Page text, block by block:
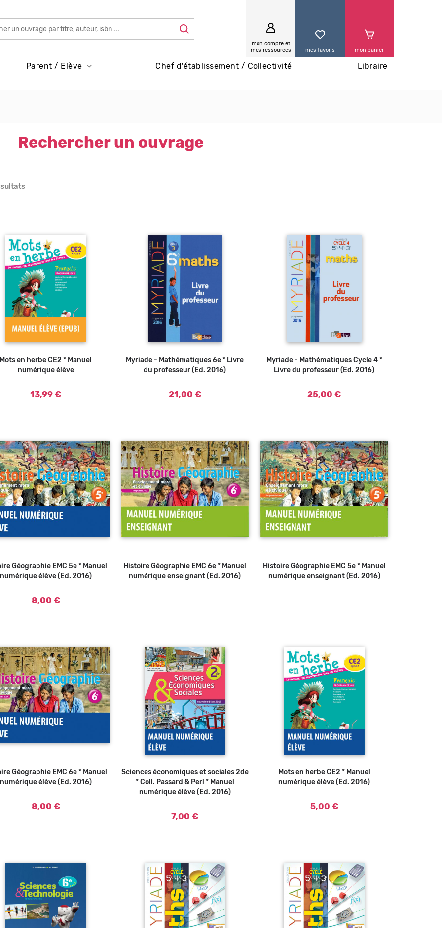
mon compte et
mes ressources
mes favoris mon panier
Parent / Elève Chef d'établissement / Collectivité Libraire
Rechercher un ouvrage
Mots en herbe CE2 * Manuel
numérique élève
13,99 €
Ajouter au panier
Myriade - Mathématiques 6e * Livre
du professeur (Ed. 2016)
21,00 €
Ajouter au panier
Myriade - Mathématiques Cycle 4 *
Livre du professeur (Ed. 2016)
25,00 €
Ajouter au panier
Géographie EMC 5e * Manuel
numérique élève (Ed. 2016)
8,00 €
Histoire Géographie EMC 6e * Manuel
numérique enseignant (Ed. 2016)
Histoire Géographie EMC 5e * Manuel
numérique enseignant (Ed. 2016)
Ajouter au panier
Géographie EMC 6e * Manuel
numérique élève (Ed. 2016)
8,00 €
Ajouter au panier
Sciences économiques et sociales 2de
* Coll. Passard & Perl * Manuel
numérique élève (Ed. 2016)
7,00 €
Ajouter au panier
Mots en herbe CE2 * Manuel
numérique élève (Ed. 2016)
5,00 €